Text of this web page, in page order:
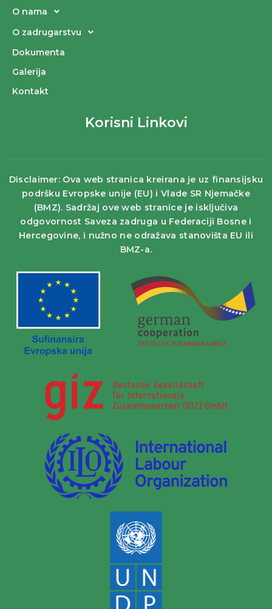
O nama
O zadrugarstvu
Dokumenta
Galerija
Kontakt
Korisni Linkovi
Disclaimer: Ova web stranica kreirana je uz finansijsku
podršku Evropske unije (EU) i Vlade SR Njemačke
(BMZ). Sadržaj ove web stranice je isključiva
odgovornost Saveza zadruga u Federaciji Bosne i
Hercegovine, i nužno ne odražava stanovišta EU ili
BMZ-a.